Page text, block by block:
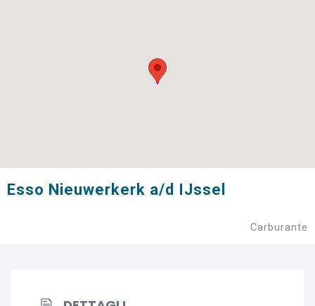
Esso Nieuwerkerk a/d IJssel
Carburante